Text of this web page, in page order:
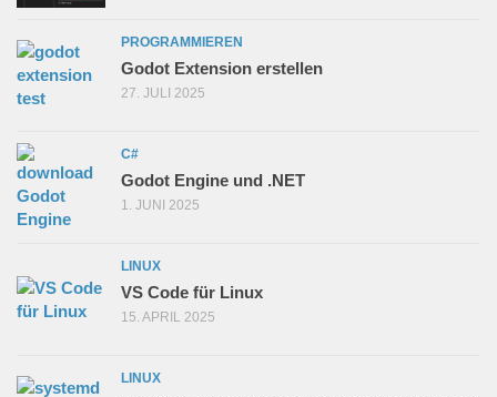
PROGRAMMIEREN
Godot Extension erstellen
27. JULI 2025
C#
Godot Engine und .NET
1. JUNI 2025
LINUX
VS Code für Linux
15. APRIL 2025
LINUX